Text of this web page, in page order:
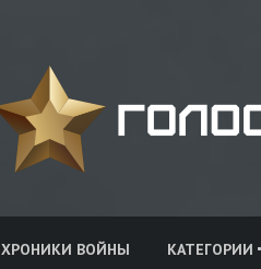
ХРОНИКИ ВОЙНЫ КАТЕГОРИИ